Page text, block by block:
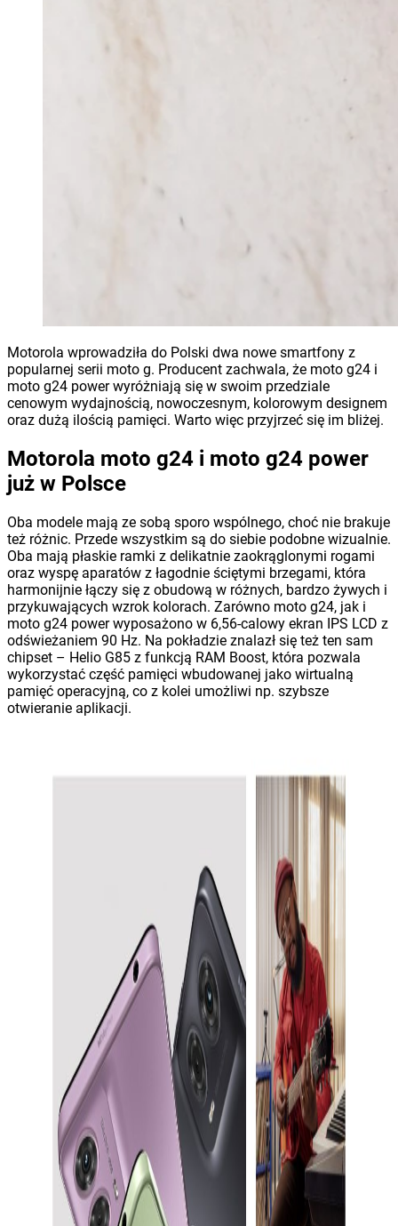
Motorola wprowadziła do Polski dwa nowe smartfony z
popularnej serii moto g. Producent zachwala, że moto g24 i
moto g24 power wyróżniają się w swoim przedziale
cenowym wydajnością, nowoczesnym, kolorowym designem
oraz dużą ilością pamięci. Warto więc przyjrzeć się im bliżej.
Motorola moto g24 i moto g24 power
już w Polsce
Oba modele mają ze sobą sporo wspólnego, choć nie brakuje
też różnic. Przede wszystkim są do siebie podobne wizualnie.
Oba mają płaskie ramki z delikatnie zaokrąglonymi rogami
oraz wyspę aparatów z łagodnie ściętymi brzegami, która
harmonijnie łączy się z obudową w różnych, bardzo żywych i
przykuwających wzrok kolorach. Zarówno moto g24, jak i
moto g24 power wyposażono w 6,56-calowy ekran IPS LCD z
odświeżaniem 90 Hz. Na pokładzie znalazł się też ten sam
chipset – Helio G85 z funkcją RAM Boost, która pozwala
wykorzystać część pamięci wbudowanej jako wirtualną
pamięć operacyjną, co z kolei umożliwi np. szybsze
otwieranie aplikacji.